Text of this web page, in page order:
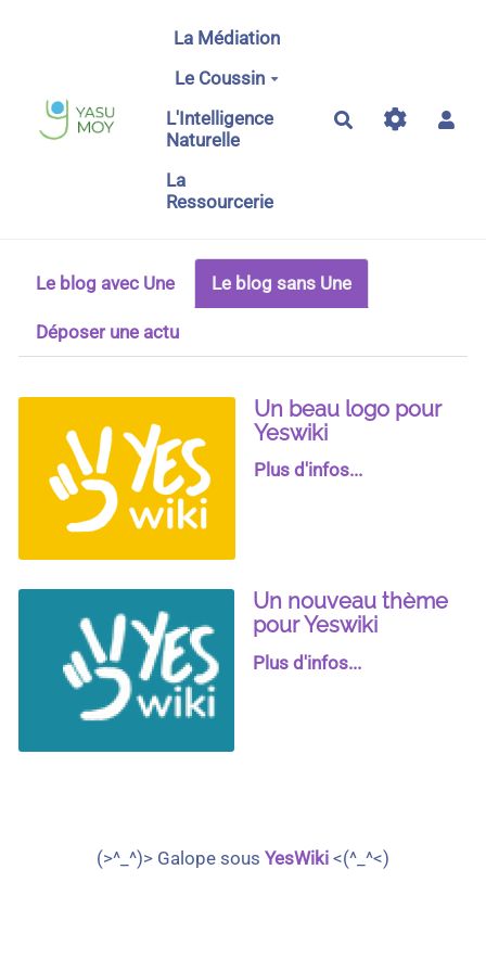
Aller au contenu principal
La Médiation
Le Coussin
L'Intelligence
Naturelle
La
Ressourcerie
Rechercher
Le blog avec Une Le blog sans Une
Déposer une actu
Un beau logo pour
Yeswiki
Plus d'infos...
Un nouveau thème
pour Yeswiki
Plus d'infos...
(>^_^)> Galope sous YesWiki <(^_^<)